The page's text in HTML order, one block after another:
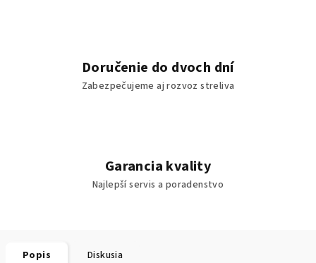
Doručenie do dvoch dní
Zabezpečujeme aj rozvoz streliva
Garancia kvality
Najlepší servis a poradenstvo
Popis Diskusia